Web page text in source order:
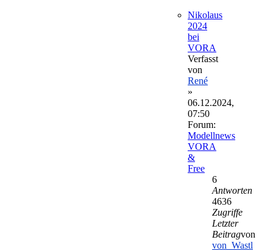
Nikolaus
2024
bei
VORA
Verfasst
von
René
»
06.12.2024,
07:50
Forum:
Modellnews
VORA
&
Free
6
Antworten
4636
Zugriffe
Letzter
Beitragvon
von_Wastl